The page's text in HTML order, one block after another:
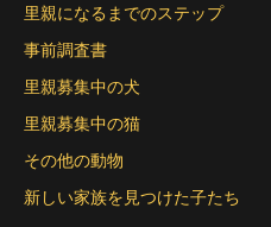
里親になるまでのステップ
事前調査書
里親募集中の犬
里親募集中の猫
その他の動物
新しい家族を見つけた子たち